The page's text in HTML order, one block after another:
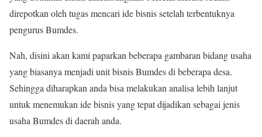
direpotkan oleh tugas mencari ide bisnis setelah terbentuknya
pengurus Bumdes.
Nah, disini akan kami paparkan beberapa gambaran bidang usaha
yang biasanya menjadi unit bisnis Bumdes di beberapa desa.
Sehingga diharapkan anda bisa melakukan analisa lebih lanjut
untuk menemukan ide bisnis yang tepat dijadikan sebagai jenis
usaha Bumdes di daerah anda.